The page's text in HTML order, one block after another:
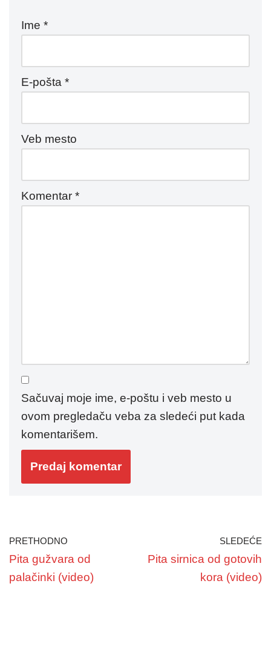
Ime *
E-pošta *
Veb mesto
Komentar *
Sačuvaj moje ime, e-poštu i veb mesto u
ovom pregledaču veba za sledeći put kada
komentarišem.
PRETHODNO
Pita gužvara od
palačinki (video)
SLEDEĆE
Pita sirnica od gotovih
kora (video)